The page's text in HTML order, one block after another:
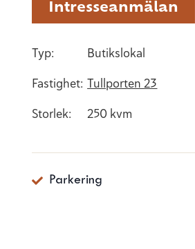
Intresseanmälan
Typ:
Fastighet:
Storlek:
Butikslokal
Tullporten 23
250 kvm
Parkering